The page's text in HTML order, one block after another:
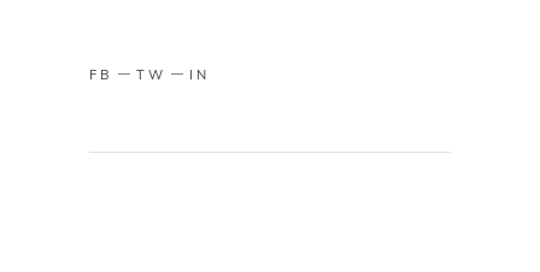
FB TW IN